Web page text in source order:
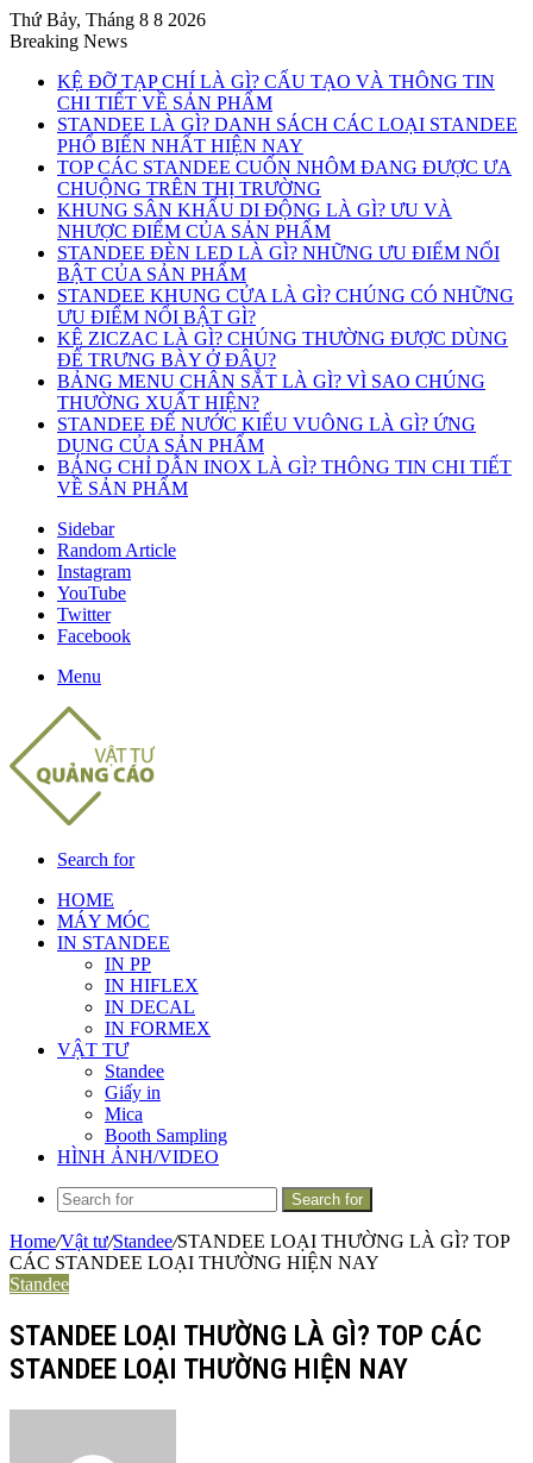
Thứ Bảy, Tháng 8 8 2026
Breaking News
KỆ ĐỠ TẠP CHÍ LÀ GÌ? CẤU TẠO VÀ THÔNG TIN
CHI TIẾT VỀ SẢN PHẨM
STANDEE LÀ GÌ? DANH SÁCH CÁC LOẠI STANDEE
PHỔ BIẾN NHẤT HIỆN NAY
TOP CÁC STANDEE CUỐN NHÔM ĐANG ĐƯỢC ƯA
CHUỘNG TRÊN THỊ TRƯỜNG
KHUNG SÂN KHẤU DI ĐỘNG LÀ GÌ? ƯU VÀ
NHƯỢC ĐIỂM CỦA SẢN PHẨM
STANDEE ĐÈN LED LÀ GÌ? NHỮNG ƯU ĐIỂM NỔI
BẬT CỦA SẢN PHẨM
STANDEE KHUNG CỬA LÀ GÌ? CHÚNG CÓ NHỮNG
ƯU ĐIỂM NỔI BẬT GÌ?
KỆ ZICZAC LÀ GÌ? CHÚNG THƯỜNG ĐƯỢC DÙNG
ĐỂ TRƯNG BÀY Ở ĐÂU?
BẢNG MENU CHÂN SẮT LÀ GÌ? VÌ SAO CHÚNG
THƯỜNG XUẤT HIỆN?
STANDEE ĐẾ NƯỚC KIỂU VUÔNG LÀ GÌ? ỨNG
DỤNG CỦA SẢN PHẨM
BẢNG CHỈ DẪN INOX LÀ GÌ? THÔNG TIN CHI TIẾT
VỀ SẢN PHẨM
Sidebar
Random Article
Instagram
YouTube
Twitter
Facebook
Menu
Search for
HOME
MÁY MÓC
IN STANDEE
IN PP
IN HIFLEX
IN DECAL
IN FORMEX
VẬT TƯ
Standee
Giấy in
Mica
Booth Sampling
HÌNH ẢNH/VIDEO
Search for
Home/Vật tư/Standee/STANDEE LOẠI THƯỜNG LÀ GÌ? TOP
CÁC STANDEE LOẠI THƯỜNG HIỆN NAY
Standee
STANDEE LOẠI THƯỜNG LÀ GÌ? TOP CÁC
STANDEE LOẠI THƯỜNG HIỆN NAY